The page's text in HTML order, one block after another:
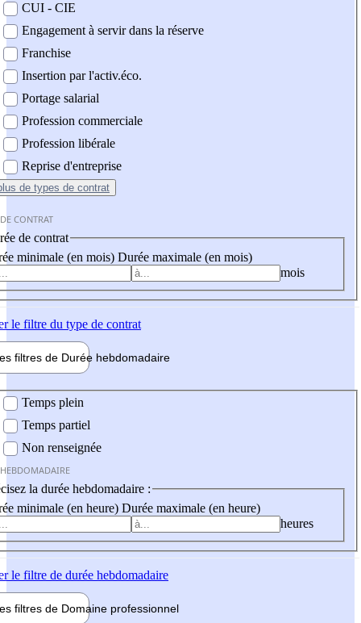
CUI - CIE
Engagement à servir dans la réserve
Franchise
Insertion par l'activ.éco.
Portage salarial
Profession commerciale
Profession libérale
Reprise d'entreprise
de types de contrat
CONTRAT
de contrat
minimale (en mois) Durée maximale (en mois)
mois
le filtre du type de contrat
filtres de Durée hebdomadaire
Temps plein
Temps partiel
Non renseignée
la durée hebdomadaire :
minimale (en heure) Durée maximale (en heure)
heures
le filtre de durée hebdomadaire
filtres de Domaine professionnel